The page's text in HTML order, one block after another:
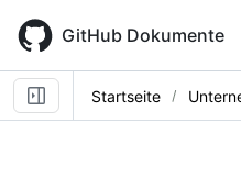
main
content
GitHub Dokumente
Startseite